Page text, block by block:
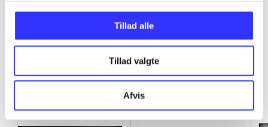
Tillad alle
Tillad valgte
Afvis
Minder om